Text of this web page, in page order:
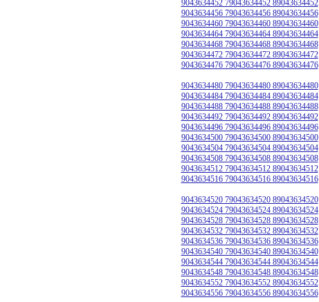
9043634452 79043634452 89043634452
9043634456 79043634456 89043634456
9043634460 79043634460 89043634460
9043634464 79043634464 89043634464
9043634468 79043634468 89043634468
9043634472 79043634472 89043634472
9043634476 79043634476 89043634476
9043634480 79043634480 89043634480
9043634484 79043634484 89043634484
9043634488 79043634488 89043634488
9043634492 79043634492 89043634492
9043634496 79043634496 89043634496
9043634500 79043634500 89043634500
9043634504 79043634504 89043634504
9043634508 79043634508 89043634508
9043634512 79043634512 89043634512
9043634516 79043634516 89043634516
9043634520 79043634520 89043634520
9043634524 79043634524 89043634524
9043634528 79043634528 89043634528
9043634532 79043634532 89043634532
9043634536 79043634536 89043634536
9043634540 79043634540 89043634540
9043634544 79043634544 89043634544
9043634548 79043634548 89043634548
9043634552 79043634552 89043634552
9043634556 79043634556 89043634556